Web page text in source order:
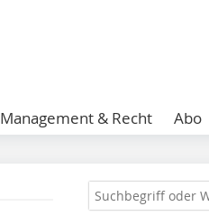
Management & Recht Abo